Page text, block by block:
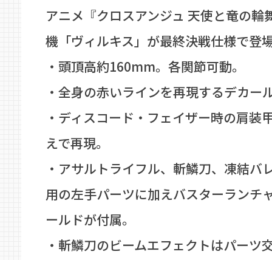
アニメ『クロスアンジュ 天使と竜の輪
機「ヴィルキス」が最終決戦仕様で登
・頭頂高約160mm。各関節可動。
・全身の赤いラインを再現するデカー
・ディスコード・フェイザー時の肩装
えで再現。
・アサルトライフル、斬鱗刀、凍結バ
用の左手パーツに加えバスターランチ
ールドが付属。
・斬鱗刀のビームエフェクトはパーツ